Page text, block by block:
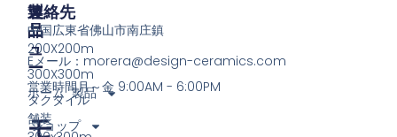
モ
製
品
200X200m
300X300m
タクタイル
舗装
メ
ニ
ュ
ー
ホーム 製品
ショップ
連絡先
中国広東省佛山市南庄鎮
Eメール： morera@design-ceramics.com
営業時間月～金 9:00AM - 6:00PM